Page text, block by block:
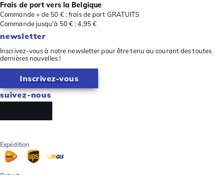
Frais de port vers la Belgique
Commande + de 50 € : frais de port GRATUITS
Commande jusqu'à 50 € : 4,95 €
newsletter
Inscrivez-vous à notre newsletter pour être tenu au courant des toutes
dernières nouvelles !
Inscrivez-vous
suivez-nous
Expédition